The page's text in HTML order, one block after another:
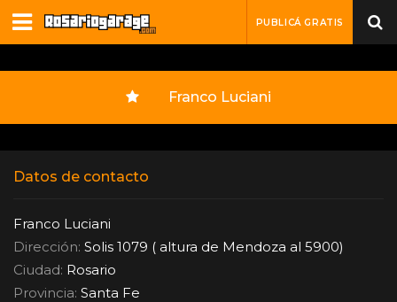
PUBLICÁ GRATIS
Franco Luciani
Datos de contacto
Franco Luciani
Dirección: Solis 1079 ( altura de Mendoza al 5900)
Ciudad: Rosario
Provincia: Santa Fe